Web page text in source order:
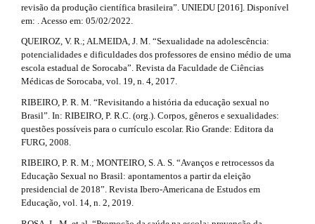
revisão da produção científica brasileira”. UNIEDU [2016]. Disponível
em: . Acesso em: 05/02/2022.
QUEIROZ, V. R.; ALMEIDA, J. M. “Sexualidade na adolescência:
potencialidades e dificuldades dos professores de ensino médio de uma
escola estadual de Sorocaba”. Revista da Faculdade de Ciências
Médicas de Sorocaba, vol. 19, n. 4, 2017.
RIBEIRO, P. R. M. “Revisitando a história da educação sexual no
Brasil”. In: RIBEIRO, P. R.C. (org.). Corpos, gêneros e sexualidades:
questões possíveis para o currículo escolar. Rio Grande: Editora da
FURG, 2008.
RIBEIRO, P. R. M.; MONTEIRO, S. A. S. “Avanços e retrocessos da
Educação Sexual no Brasil: apontamentos a partir da eleição
presidencial de 2018”. Revista Ibero-Americana de Estudos em
Educação, vol. 14, n. 2, 2019.